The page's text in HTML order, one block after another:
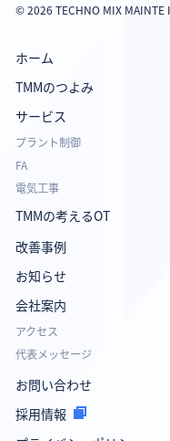
© 2026 TECHNO MIX MAINTE
ホーム
TMMのつよみ
サービス
プラント制御
FA
電気工事
TMMの考えるOT
改善事例
お知らせ
会社案内
アクセス
代表メッセージ
お問い合わせ
採用情報